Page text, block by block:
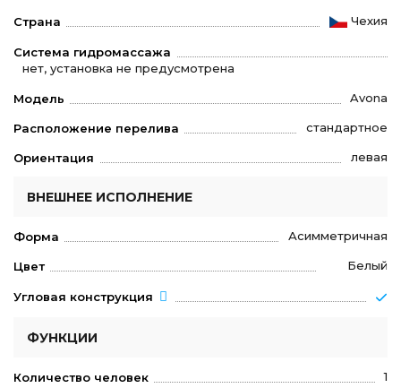
Страна Чехия
Система гидромассажа
нет, установка не предусмотрена
Модель Avona
Расположение перелива стандартное
Ориентация левая
ВНЕШНЕЕ ИСПОЛНЕНИЕ
Форма Асимметричная
Цвет Белый
Угловая конструкция
ФУНКЦИИ
Количество человек 1